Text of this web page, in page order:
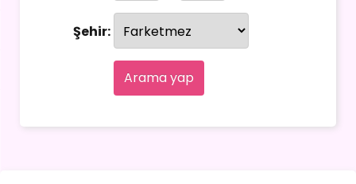
Şehir:
Arama yap